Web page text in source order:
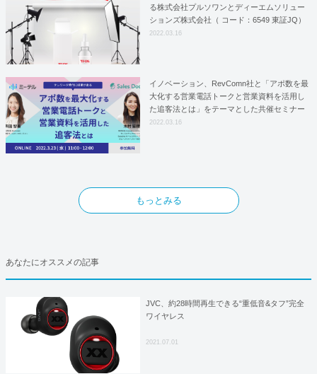
る株式会社プルソワンとディーエムソリュー
ションズ株式会社（ コード：6549 東証JQ）
はYFOSにおけるロジスティクスパートナー
2022.03.16
イノベーション、RevComn社と「アポ数を最
大化する営業電話トークと営業資料を活用し
た追客法とは」をテーマとした共催セミナー
を開催！
2022.03.16
もっとみる
あなたにオススメの記事
JVC、約28時間再生できる“重低音&タフ”完全
ワイヤレス
2021.07.01